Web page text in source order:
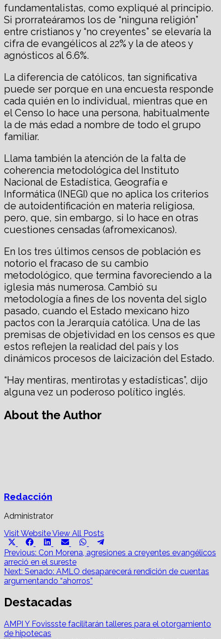
fundamentalistas, como expliqué al principio.
Si prorrateáramos los de “ninguna religión”
entre cristianos y “no creyentes” se elevaría la
cifra de evangélicos al 22% y la de ateos y
agnósticos al 6.6%.
La diferencia de católicos, tan significativa
puede ser porque en una encuesta responde
cada quién en lo individual, mientras que en
el Censo lo hace una persona, habitualmente
la de más edad a nombre de todo el grupo
familiar.
Llama también la atención de la falta de
coherencia metodológica del Instituto
Nacional de Estadística, Geografía e
Informática (INEGI) que no aplica los criterios
de autoidentificación en materia religiosa,
pero, que, sin embargo, si lo hace en otras
cuestiones censadas (afromexicanos).
En los tres últimos censos de población es
notorio el fracaso de su cambio
metodológico, que termina favoreciendo a la
iglesia más numerosa. Cambió su
metodología a fines de los noventa del siglo
pasado, cuando el Estado mexicano hizo
pactos con la Jerarquía católica. Una de las
premisas de objetividad en los censos es que
estos reflejen la realidad del país y los
dinámicos procesos de laicización del Estado.
“Hay mentiras, mentirotas y estadísticas”, dijo
alguna vez un poderoso político inglés.
About the Author
Redacción
Administrator
Visit WebsiteView All Posts
Share
on
(Twitter)
Share
on
Facebook
Share
on
LinkedIn
Share
on
Email
Share
on
WhatsApp
on
Post
navigation
Previous: Con Morena, agresiones a creyentes evangélicos
arreció en el sureste
Next: Senado: AMLO desaparecerá rendición de cuentas
argumentando “ahorros”
Destacadas
AMPI Y Fovissste facilitarán talleres para el otorgamiento
de hipotecas